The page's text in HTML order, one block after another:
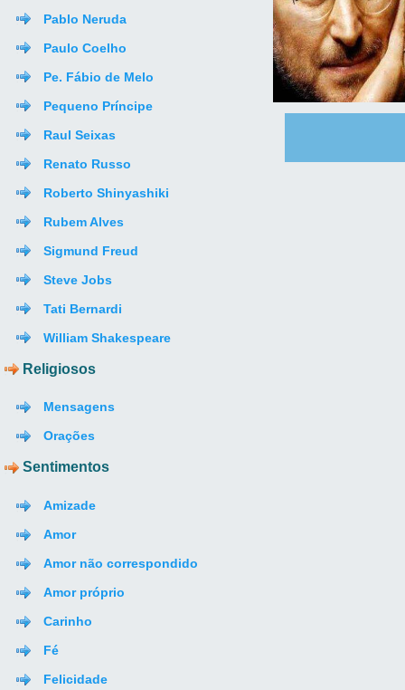
Pablo Neruda
Paulo Coelho
Pe. Fábio de Melo
Pequeno Príncipe
Raul Seixas
Renato Russo
Roberto Shinyashiki
Rubem Alves
Sigmund Freud
Steve Jobs
Tati Bernardi
William Shakespeare
Religiosos
Mensagens
Orações
Sentimentos
Amizade
Amor
Amor não correspondido
Amor próprio
Carinho
Fé
Felicidade